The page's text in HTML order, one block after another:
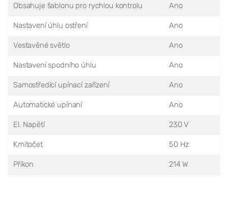
Obsahuje šablonu pro rychlou kontrolu Ano
Nastavení úhlu ostření Ano
Vestavěné světlo Ano
Nastavení spodního úhlu Ano
Samostředící upínací zařízení Ano
Automatické upínaní Ano
El. Napětí 230 V
Kmitočet 50 Hz
Příkon 214 W